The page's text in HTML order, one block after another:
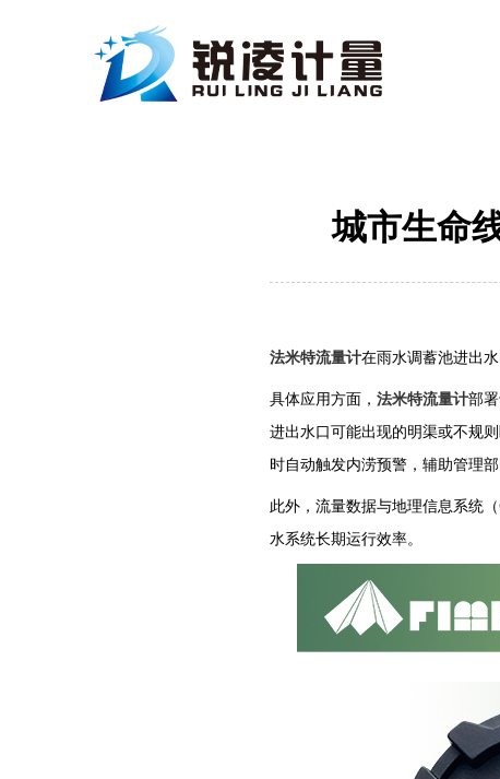
城市生命
法米特流量计在雨水调蓄池进出
‌具体应用方面，‌ 法米特流量计部
进出水口可能出现的明渠或不规
时自动触发内涝预警，辅助管理
此外，‌流量数据与地理信息系统
水系统长期运行效率。‌